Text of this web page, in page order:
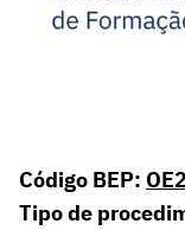
Código BEP:
Tipo de